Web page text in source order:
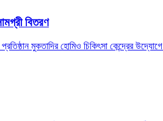
বিতরণ
প্রতিষ্ঠান মুকতাদির হোমিও চিকিৎসা কেন্দ্রের